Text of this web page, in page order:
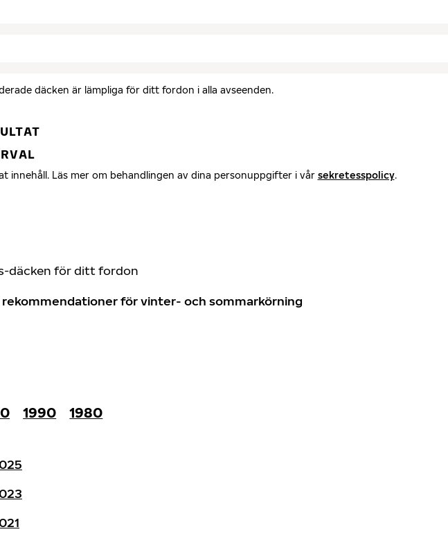
däcken är lämpliga för ditt fordon i alla avseenden.
innehåll. Läs mer om behandlingen av dina personuppgifter i vår sekretesspolicy.
däcken för ditt fordon
för vinter- och sommarkörning
1990
1980